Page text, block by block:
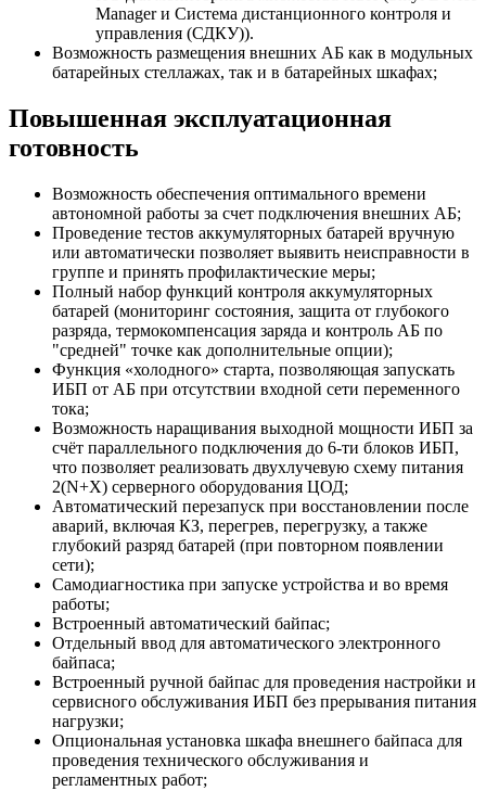
Manager и Система дистанционного контроля и
управления (СДКУ)).
Возможность размещения внешних АБ как в модульных
батарейных стеллажах, так и в батарейных шкафах;
Повышенная эксплуатационная
готовность
Возможность обеспечения оптимального времени
автономной работы за счет подключения внешних АБ;
Проведение тестов аккумуляторных батарей вручную
или автоматически позволяет выявить неисправности в
группе и принять профилактические меры;
Полный набор функций контроля аккумуляторных
батарей (мониторинг состояния, защита от глубокого
разряда, термокомпенсация заряда и контроль АБ по
"средней" точке как дополнительные опции);
Функция «холодного» старта, позволяющая запускать
ИБП от АБ при отсутствии входной сети переменного
тока;
Возможность наращивания выходной мощности ИБП за
счёт параллельного подключения до 6-ти блоков ИБП,
что позволяет реализовать двухлучевую схему питания
2(N+Х) серверного оборудования ЦОД;
Автоматический перезапуск при восстановлении после
аварий, включая КЗ, перегрев, перегрузку, а также
глубокий разряд батарей (при повторном появлении
сети);
Самодиагностика при запуске устройства и во время
работы;
Встроенный автоматический байпас;
Отдельный ввод для автоматического электронного
байпаса;
Встроенный ручной байпас для проведения настройки и
сервисного обслуживания ИБП без прерывания питания
нагрузки;
Опциональная установка шкафа внешнего байпаса для
проведения технического обслуживания и
регламентных работ;